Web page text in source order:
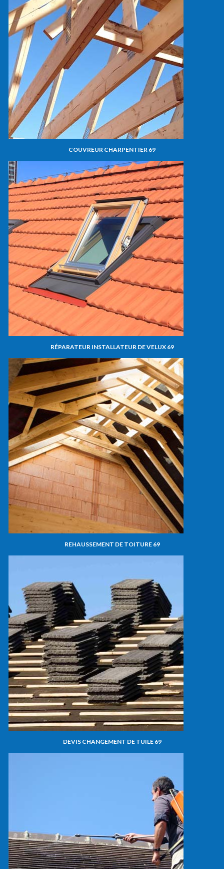
COUVREUR CHARPENTIER 69
RÉPARATEUR INSTALLATEUR DE VELUX 69
REHAUSSEMENT DE TOITURE 69
DEVIS CHANGEMENT DE TUILE 69